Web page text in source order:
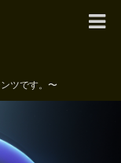
ツです。〜